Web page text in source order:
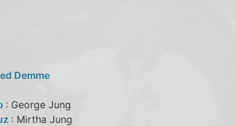
Demme
: George Jung
: Mirtha Jung